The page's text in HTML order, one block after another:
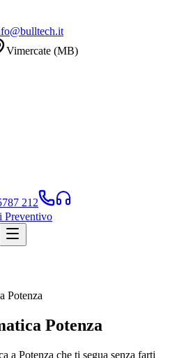
Vimercate (MB)
212
Preventivo
Potenza
Potenza
a Potenza che ti segua senza farti